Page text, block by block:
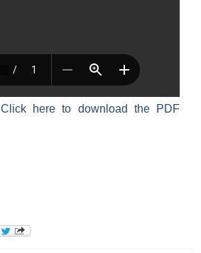
Click here to download the PDF